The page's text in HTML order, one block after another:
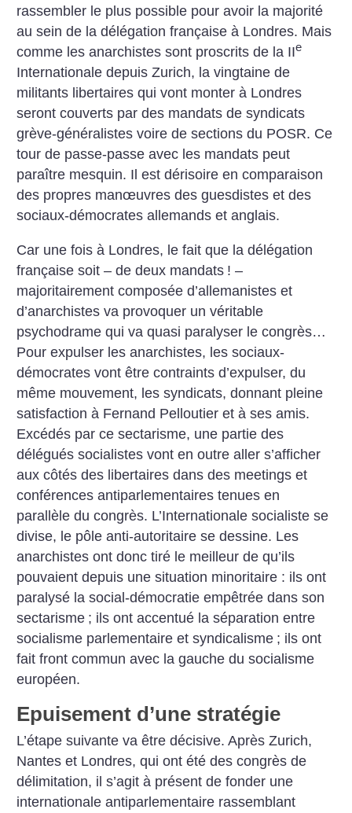
rassembler le plus possible pour avoir la majorité
au sein de la délégation française à Londres. Mais
comme les anarchistes sont proscrits de la IIe
Internationale depuis Zurich, la vingtaine de
militants libertaires qui vont monter à Londres
seront couverts par des mandats de syndicats
grève-généralistes voire de sections du POSR. Ce
tour de passe-passe avec les mandats peut
paraître mesquin. Il est dérisoire en comparaison
des propres manœuvres des guesdistes et des
sociaux-démocrates allemands et anglais.
Car une fois à Londres, le fait que la délégation
française soit – de deux mandats ! –
majoritairement composée d’allemanistes et
d’anarchistes va provoquer un véritable
psychodrame qui va quasi paralyser le congrès…
Pour expulser les anarchistes, les sociaux-
démocrates vont être contraints d’expulser, du
même mouvement, les syndicats, donnant pleine
satisfaction à Fernand Pelloutier et à ses amis.
Excédés par ce sectarisme, une partie des
délégués socialistes vont en outre aller s’afficher
aux côtés des libertaires dans des meetings et
conférences antiparlementaires tenues en
parallèle du congrès. L’Internationale socialiste se
divise, le pôle anti-autoritaire se dessine. Les
anarchistes ont donc tiré le meilleur de qu’ils
pouvaient depuis une situation minoritaire : ils ont
paralysé la social-démocratie empêtrée dans son
sectarisme ; ils ont accentué la séparation entre
socialisme parlementaire et syndicalisme ; ils ont
fait front commun avec la gauche du socialisme
européen.
Epuisement d’une stratégie
L’étape suivante va être décisive. Après Zurich,
Nantes et Londres, qui ont été des congrès de
délimitation, il s’agit à présent de fonder une
internationale antiparlementaire rassemblant